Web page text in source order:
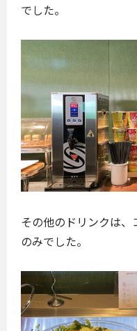
でした。
その他のドリンクは
のみでした。